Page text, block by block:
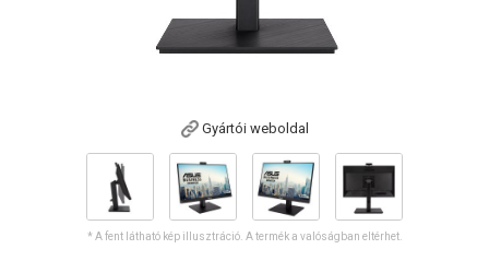
Gyártói weboldal
* A fent látható kép illusztráció. A termék a valóságban eltérhet.